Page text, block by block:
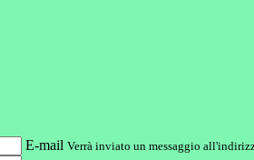
E-mail Verrà inviato un messaggio